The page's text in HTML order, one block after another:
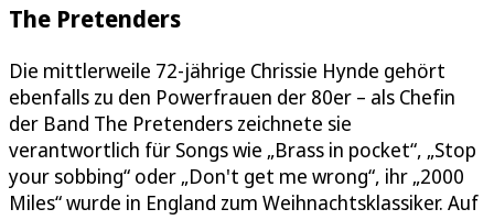
The Pretenders
Die mittlerweile 72-jährige Chrissie Hynde gehört
ebenfalls zu den Powerfrauen der 80er – als Chefin
der Band The Pretenders zeichnete sie
verantwortlich für Songs wie „Brass in pocket“, „Stop
your sobbing“ oder „Don't get me wrong“, ihr „2000
Miles“ wurde in England zum Weihnachtsklassiker. Auf